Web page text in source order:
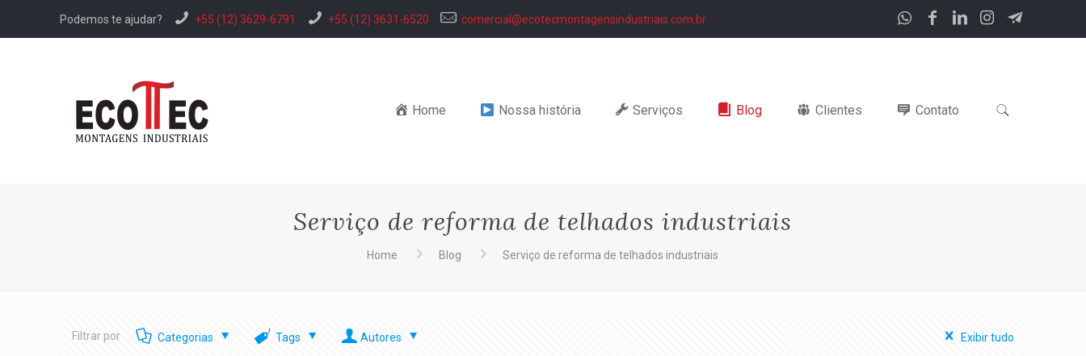
Podemos te ajudar? +55 (12) 3629-6791 +55 (12) 3631-6520 comercial@ecotecmontagensindustriais.com.br
Home Nossa história Serviços Blog Clientes Contato
Serviço de reforma de telhados industriais
Home Blog Serviço de reforma de telhados industriais
Filtrar por Categorias Tags Autores Exibir tudo